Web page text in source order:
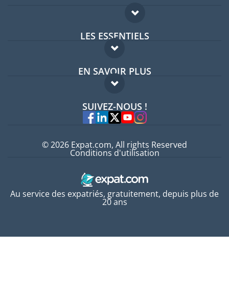
LES ESSENTIELS
Forum expatriés
Guides pays
EN SAVOIR PLUS
FAQ
Experts
SUIVEZ-NOUS !
Au service des expatriés, gratuitement, depuis plus de
20 ans
© 2026 Expat.com, All rights Reserved
Conditions d'utilisation